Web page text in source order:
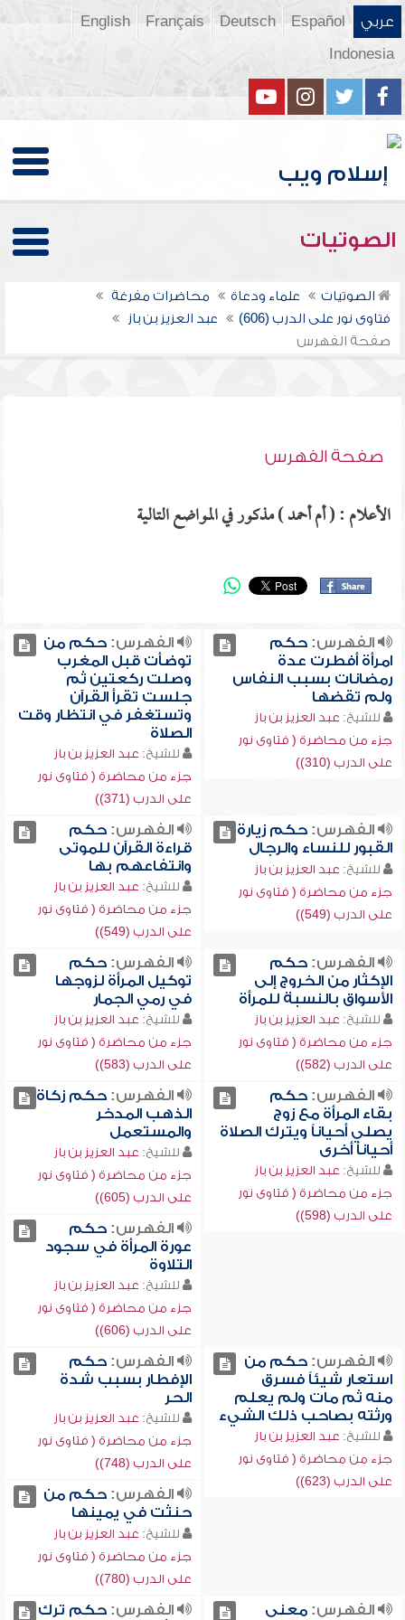
عربي Español
Deutsch
Français
English
Indonesia
الصوتيات
الصوتيات علماء ودعاة
محاضرات مفرغة
فتاوى نور على الدرب (606)
عبد العزيز بن باز
صفحة الفهرس
صفحة الفهرس
الأعلام : ( أم أحمد ) مذكور في المواضع التالية
الفهرس:حكم
امرأة أفطرت عدة
رمضانات بسبب النفاس
ولم تقضها
للشيخ: عبد العزيز بن باز
جزء من محاضرة ( فتاوى نور
على الدرب (310))
الفهرس:حكم من
توضأت قبل المغرب
وصلت ركعتين ثم
جلست تقرأ القرآن
وتستغفر في انتظار وقت
الصلاة
للشيخ: عبد العزيز بن باز
جزء من محاضرة ( فتاوى نور
على الدرب (371))
الفهرس:حكم زيارة
القبور للنساء والرجال
للشيخ: عبد العزيز بن باز
جزء من محاضرة ( فتاوى نور
على الدرب (549))
الفهرس:حكم
قراءة القرآن للموتى
وانتفاعهم بها
للشيخ: عبد العزيز بن باز
جزء من محاضرة ( فتاوى نور
على الدرب (549))
الفهرس:حكم
الإكثار من الخروج إلى
الأسواق بالنسبة للمرأة
للشيخ: عبد العزيز بن باز
جزء من محاضرة ( فتاوى نور
على الدرب (582))
الفهرس:حكم
توكيل المرأة لزوجها
في رمي الجمار
للشيخ: عبد العزيز بن باز
جزء من محاضرة ( فتاوى نور
على الدرب (583))
الفهرس:حكم
بقاء المرأة مع زوج
يصلي أحياناً ويترك الصلاة
أحياناً أخرى
للشيخ: عبد العزيز بن باز
جزء من محاضرة ( فتاوى نور
على الدرب (598))
الفهرس:حكم زكاة
الذهب المدخر
والمستعمل
للشيخ: عبد العزيز بن باز
جزء من محاضرة ( فتاوى نور
على الدرب (605))
الفهرس:حكم
عورة المرأة في سجود
التلاوة
للشيخ: عبد العزيز بن باز
جزء من محاضرة ( فتاوى نور
على الدرب (606))
الفهرس:حكم من
استعار شيئاً فسرق
منه ثم مات ولم يعلم
ورثته بصاحب ذلك الشيء
للشيخ: عبد العزيز بن باز
جزء من محاضرة ( فتاوى نور
على الدرب (623))
الفهرس:حكم
الإفطار بسبب شدة
الحر
للشيخ: عبد العزيز بن باز
جزء من محاضرة ( فتاوى نور
على الدرب (748))
الفهرس:حكم من
حنثت في يمينها
للشيخ: عبد العزيز بن باز
جزء من محاضرة ( فتاوى نور
على الدرب (780))
الفهرس:معنى الفهرس:حكم ترك